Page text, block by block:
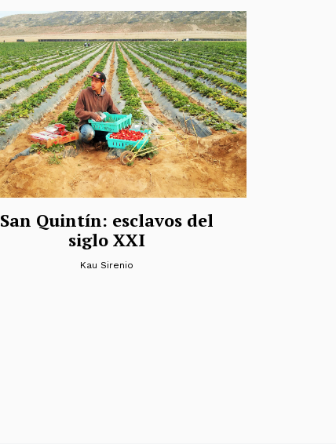
San Quintín: esclavos del
siglo XXI
Kau Sirenio